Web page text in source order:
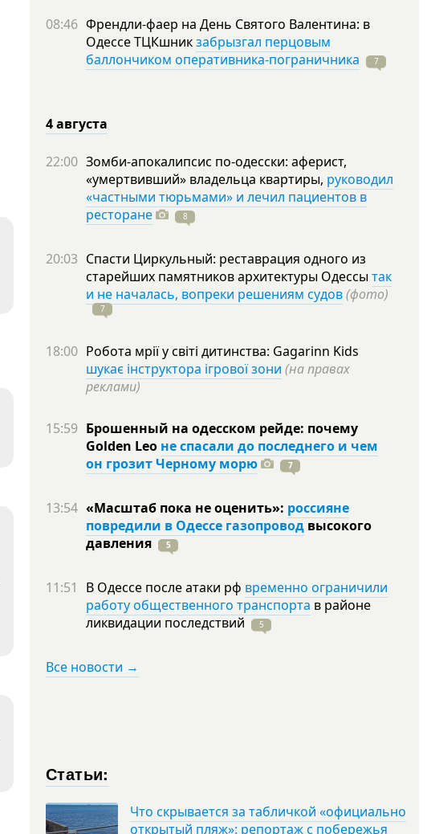
08:46 Френдли-фаер на День Святого Валентина: в
Одессе ТЦКшникзабрызгал перцовым
баллончиком оперативника-пограничника
7
4 августа
22:00 Зомби-апокалипсис по-одесски: аферист,
«умертвивший» владельца квартиры, руководил
«частными тюрьмами» и лечил пациентов в
ресторане
8
20:03 Спасти Циркульный: реставрация одного из
старейших памятников архитектуры Одессы так
и не началась, вопреки решениям судов(фото)
7
18:00 Робота мрії у світі дитинства: Gagarinn Kids
шукає інструктора ігрової зони (на правах
реклами)
15:59 Брошенный на одесском рейде: почему
Golden Leo не спасали до последнего и чем
он грозит Черному морю
7
13:54 «Масштаб пока не оценить»: россияне
повредили в Одессе газопровод высокого
давления
5
11:51 В Одессе после атаки рф временно ограничили
работу общественного транспорта в районе
ликвидации последствий 5
Все новости →
Статьи:
Что скрывается за табличкой «официально
открытый пляж»: репортаж с побережья